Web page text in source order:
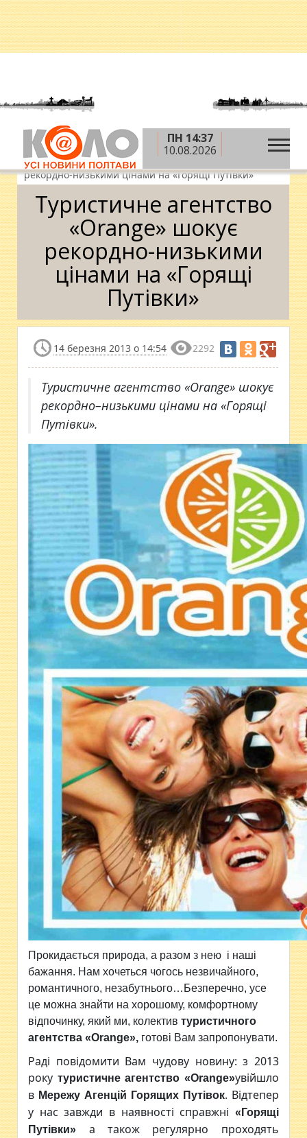
ПН 14:37
10.08.2026
Головна » Новини » Відпочинок і дозвілля »
Дозвілля »Туристичне агентство «Orange» шокує
рекордно-низькими цінами на «Горящі Путівки»
Туристичне агентство
«Orange» шокує
рекордно-низькими
цінами на «Горящі
Путівки»
14 березня 2013 о 14:54 2292
Туристичне агентство «Orange» шокує
рекордно–низькими цінами на «Горящі
Путівки».
Прокидається природа, а разом з нею і наші
бажання. Нам хочеться чогось незвичайного,
романтичного, незабутнього…Безперечно, усе
це можна знайти на хорошому, комфортному
відпочинку, який ми, колективтуристичного
агентства«Orange», готові Вам запропонувати.
Раді повідомити Вам чудову новину: з 2013
року туристичне агентство «Orange»увійшло
в Мережу Агенцій Горящих Путівок. Відтепер
у нас завжди в наявності справжні «Горящі
Путівки»
а також регулярно проходять